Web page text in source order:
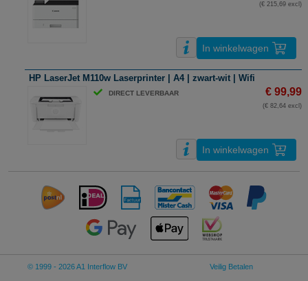
(€ 215,69 excl)
In winkelwagen
HP LaserJet M110w Laserprinter | A4 | zwart-wit | Wifi
DIRECT LEVERBAAR € 99,99
(€ 82,64 excl)
In winkelwagen
© 1999 - 2026 A1 Interflow BV Veilig Betalen